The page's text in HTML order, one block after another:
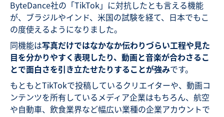
ByteDance社の「TikTok」に対抗したとも言える機能
が、ブラジルやインド、米国の試験を経て、日本でもこ
の度使えるようになりました。
同機能は写真だけではなかなか伝わりづらい工程や見た
目を分かりやすく表現したり、動画と音楽が合わさるこ
とで面白さを引き立たせたりすることが強みです。
もともとTikTokで投稿しているクリエイターや、動画コ
ンテンツを所有しているメディア企業はもちろん、航空
や自動車、飲食業界など幅広い業種の企業アカウントで